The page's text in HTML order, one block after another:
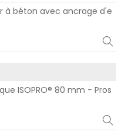
à béton avec ancrage d'e
ISOPRO® 80 mm - Pros